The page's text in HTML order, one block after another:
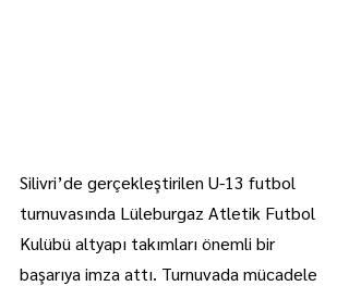
Silivri’de gerçekleştirilen U-13 futbol
turnuvasında Lüleburgaz Atletik Futbol
Kulübü altyapı takımları önemli bir
başarıya imza attı. Turnuvada mücadele